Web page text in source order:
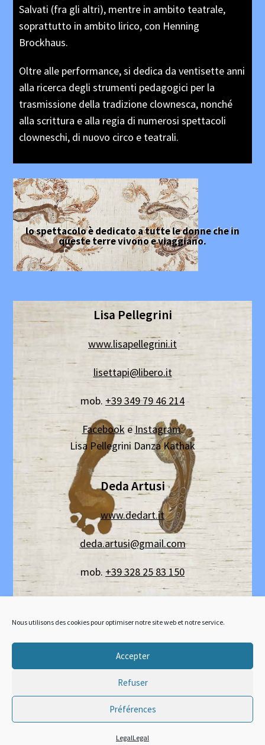
Nous utilisons des cookies pour optimiser notre site web et notre service.
Accepter
Refuser
Préférences
LegalLegal
Salvati (fra gli altri), mentre in ambito teatrale,
soprattutto in ambito lirico, con Henning
Brockhaus.
Oltre alle performance, si dedica da ventisette anni
alla ricerca degli strumenti pedagogici per la
trasmissione della tradizione clownesca, nonché
alla scrittura e alla regia di numerosispettacoli
clowneschi, di nuovo circo e teatrali.
lo spettacolo è dedicato a tutte le donne che in
queste terre vivono e viaggiano.
Lisa Pellegrini
www.lisapellegrini.it
lisettapi@libero.it
mob. +39 349 79 46 214
Facebooke Instagram:
Lisa Pellegrini Danza Kathak
Deda Artusi
www.dedart.it
deda.artusi@gmail.com
mob. +39 328 25 83 150
FacebookeInstagram:
Deda Artusi
Politique de cookies (EU)
Copyright © 2026 Méningue - Orléans – France
|06 41 05 62 61